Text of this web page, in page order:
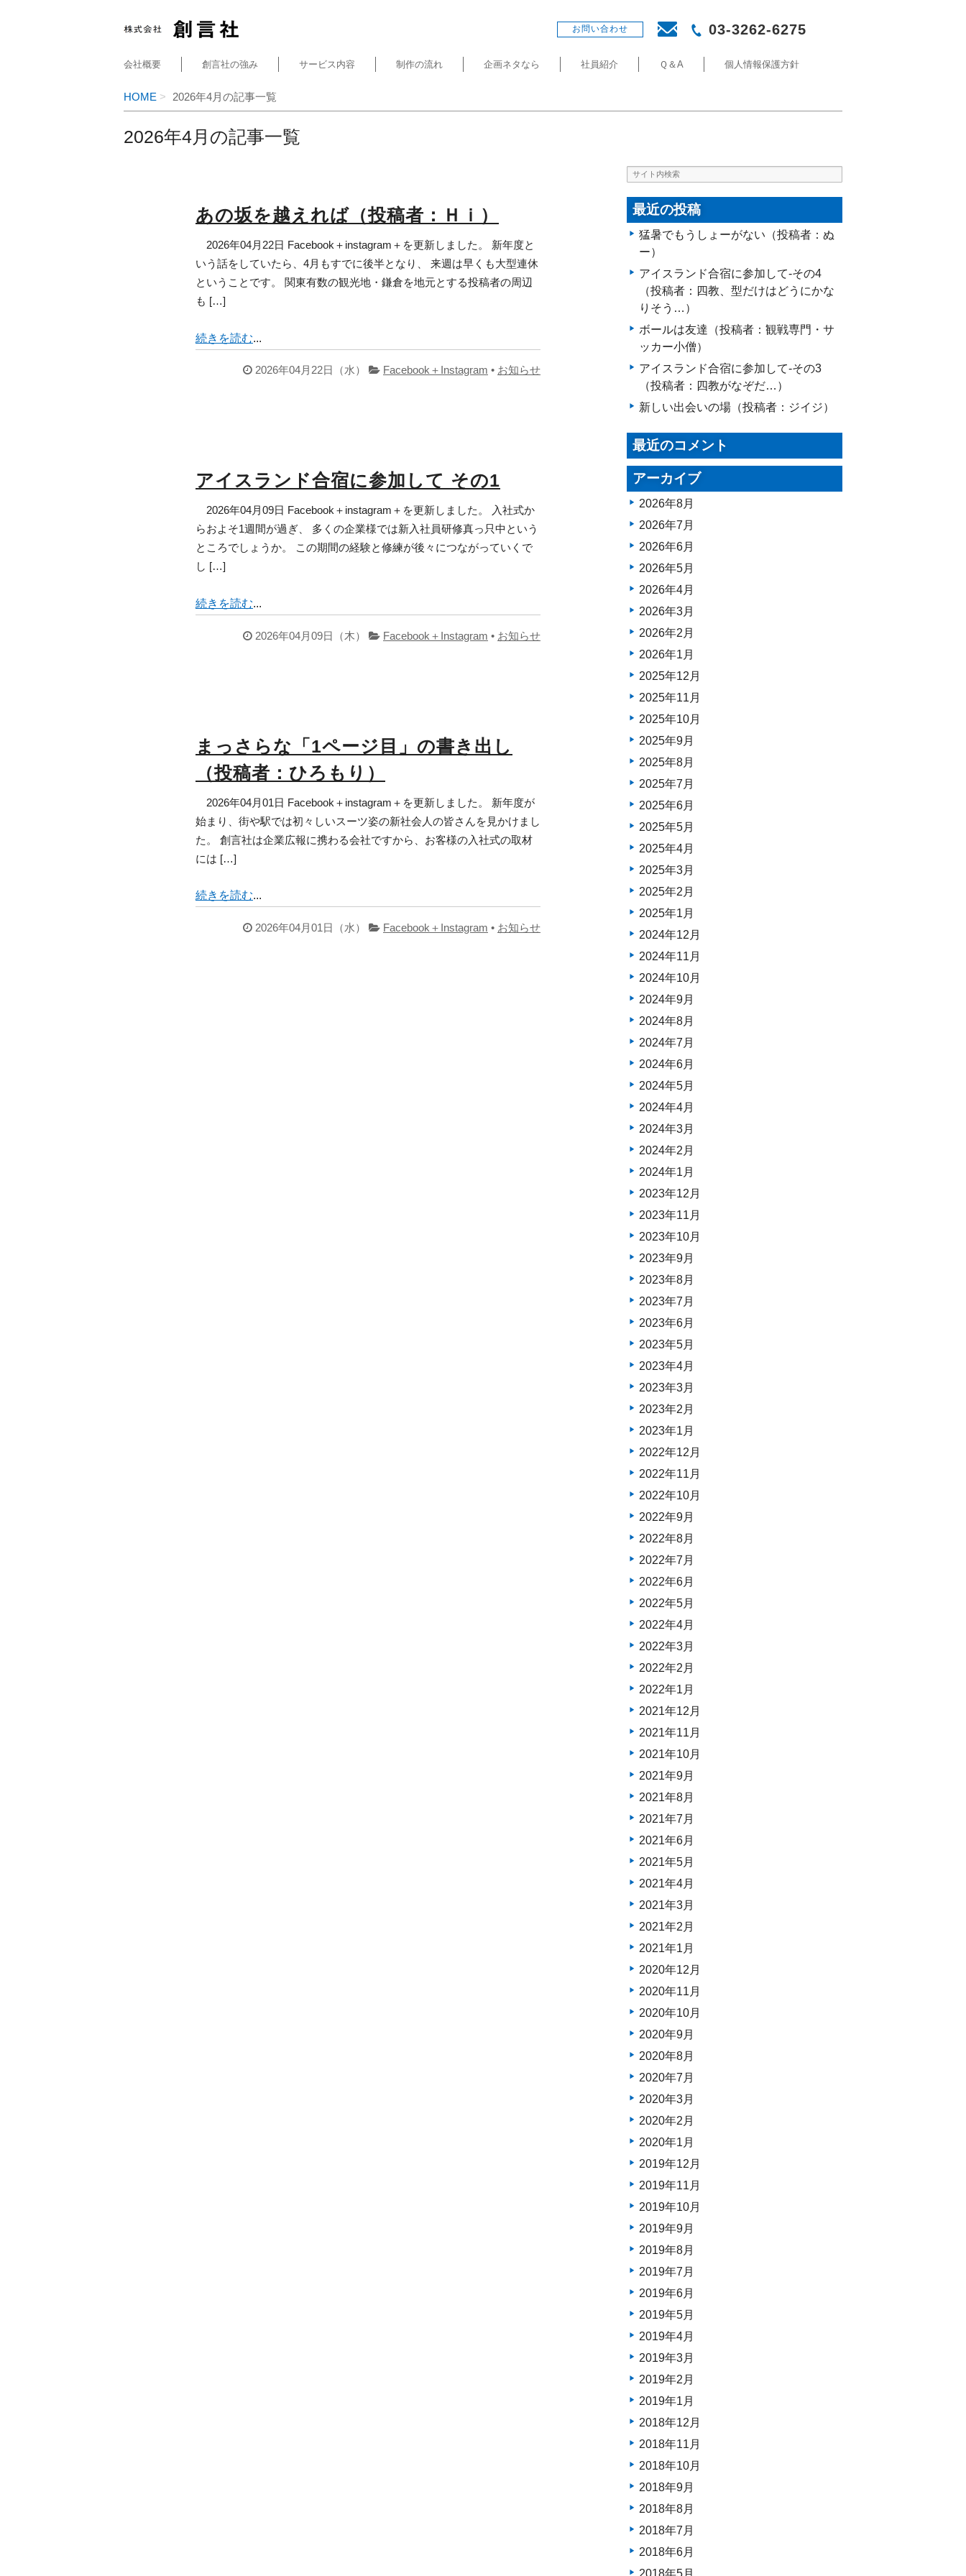
お問い合わせ 03-3262-6275
会社概要 創言社の強み サービス内容 制作の流れ 企画ネタなら 社員紹介 Ｑ＆A 個人情報保護方針
HOME 2026年4月の記事一覧
2026年4月の記事一覧
あの坂を越えれば（投稿者：Ｈｉ）
2026年04月22日 Facebook＋instagram＋を更新しました。 新年度と
いう話をしていたら、4月もすでに後半となり、 来週は早くも大型連休
ということです。 関東有数の観光地・鎌倉を地元とする投稿者の周辺
も […]
続きを読む...
2026年04月22日（水） Facebook＋Instagram • お知らせ
アイスランド合宿に参加して その1
2026年04月09日 Facebook＋instagram＋を更新しました。 入社式か
らおよそ1週間が過ぎ、 多くの企業様では新入社員研修真っ只中という
ところでしょうか。 この期間の経験と修練が後々につながっていくで
し […]
続きを読む...
2026年04月09日（木） Facebook＋Instagram • お知らせ
まっさらな「1ページ目」の書き出し
（投稿者：ひろもり）
2026年04月01日 Facebook＋instagram＋を更新しました。 新年度が
始まり、街や駅では初々しいスーツ姿の新社会人の皆さんを見かけまし
た。 創言社は企業広報に携わる会社ですから、お客様の入社式の取材
には […]
続きを読む...
2026年04月01日（水） Facebook＋Instagram • お知らせ
最近の投稿
猛暑でもうしょーがない（投稿者：ぬ
ー）
アイスランド合宿に参加して-その4
（投稿者：四教、型だけはどうにかな
りそう…）
ボールは友達（投稿者：観戦専門・サ
ッカー小僧）
アイスランド合宿に参加して-その3
（投稿者：四教がなぞだ…）
新しい出会いの場（投稿者：ジイジ）
最近のコメント
アーカイブ
2026年8月
2026年7月
2026年6月
2026年5月
2026年4月
2026年3月
2026年2月
2026年1月
2025年12月
2025年11月
2025年10月
2025年9月
2025年8月
2025年7月
2025年6月
2025年5月
2025年4月
2025年3月
2025年2月
2025年1月
2024年12月
2024年11月
2024年10月
2024年9月
2024年8月
2024年7月
2024年6月
2024年5月
2024年4月
2024年3月
2024年2月
2024年1月
2023年12月
2023年11月
2023年10月
2023年9月
2023年8月
2023年7月
2023年6月
2023年5月
2023年4月
2023年3月
2023年2月
2023年1月
2022年12月
2022年11月
2022年10月
2022年9月
2022年8月
2022年7月
2022年6月
2022年5月
2022年4月
2022年3月
2022年2月
2022年1月
2021年12月
2021年11月
2021年10月
2021年9月
2021年8月
2021年7月
2021年6月
2021年5月
2021年4月
2021年3月
2021年2月
2021年1月
2020年12月
2020年11月
2020年10月
2020年9月
2020年8月
2020年7月
2020年3月
2020年2月
2020年1月
2019年12月
2019年11月
2019年10月
2019年9月
2019年8月
2019年7月
2019年6月
2019年5月
2019年4月
2019年3月
2019年2月
2019年1月
2018年12月
2018年11月
2018年10月
2018年9月
2018年8月
2018年7月
2018年6月
2018年5月